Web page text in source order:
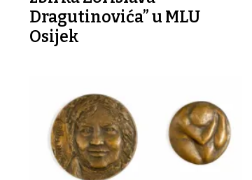
Dragutinovića” u MLU
Osijek